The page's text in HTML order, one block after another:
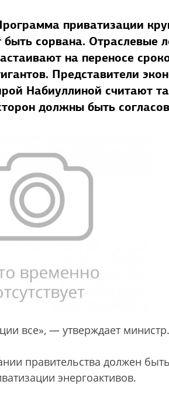
приватизации
сорвана. Отраслевые
на переносе
Представители
Набиуллиной считают
должны быть
все», — утверждает министр.
правительства должен
энергоактивов.